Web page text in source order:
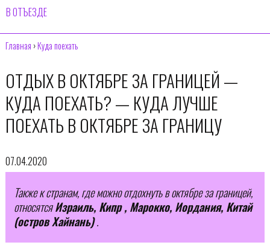
В ОТЪЕЗДЕ
Главная ›Куда поехать
ОТДЫХ В ОКТЯБРЕ ЗА ГРАНИЦЕЙ —
КУДА ПОЕХАТЬ? — КУДА ЛУЧШЕ
ПОЕХАТЬ В ОКТЯБРЕ ЗА ГРАНИЦУ
07.04.2020
Также к странам, где можно отдохнуть в октябре за границей,
относятсяИзраиль, Кипр , Марокко, Иордания, Китай
(остров Хайнань).